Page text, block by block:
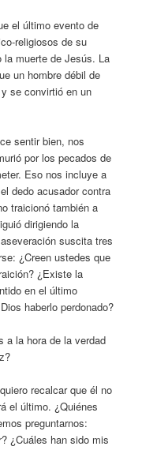
el último evento de
religiosos de su
la muerte de Jesús. La
un hombre débil de
se convirtió en un
sentir bien, nos
por los pecados de
Eso nos incluye a
dedo acusador contra
traicionó también a
dirigiendo la
suscita tres
¿Creen ustedes que
¿Existe la
en el último
haberlo perdonado?
a la hora de la verdad
recalcar que él no
el último. ¿Quiénes
preguntarnos:
¿Cuáles han sido mis